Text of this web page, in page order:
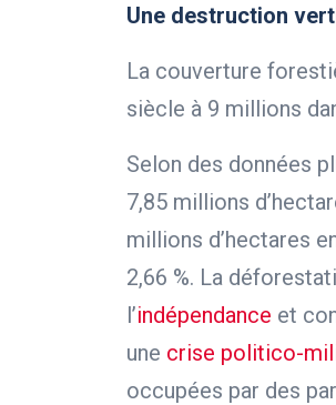
Une destruction
La couverture
siècle à 9 millions
Selon des données
7,85 millions
millions d’hectares
2,66 %. La
l’indépendance et
une crise politico-
occupées par des